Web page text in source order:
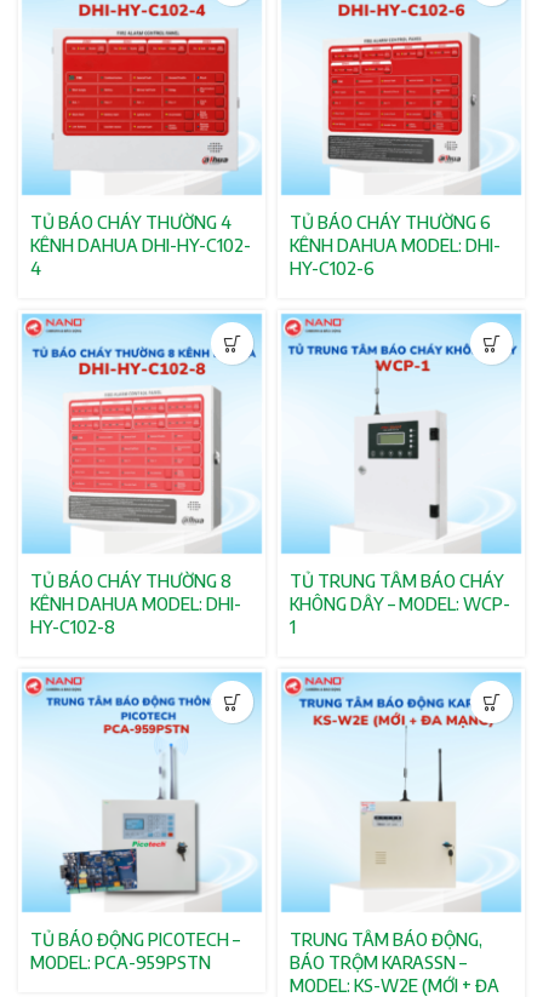
TỦ BÁO CHÁY THƯỜNG 4
KÊNH DAHUA DHI-HY-C102-
4
TỦ BÁO CHÁY THƯỜNG 6
KÊNH DAHUA MODEL: DHI-
HY-C102-6
TỦ BÁO CHÁY THƯỜNG 8
KÊNH DAHUA MODEL: DHI-
HY-C102-8
TỦ TRUNG TÂM BÁO CHÁY
KHÔNG DÂY – MODEL: WCP-
1
TỦ BÁO ĐỘNG PICOTECH –
MODEL: PCA-959PSTN
TRUNG TÂM BÁO ĐỘNG,
BÁO TRỘM KARASSN –
MODEL: KS-W2E (MỚI + ĐA